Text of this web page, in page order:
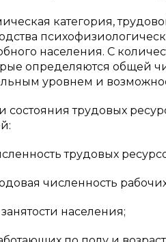
категория,
населения. С
определяются общей
уровнем и
состояния трудовых
трудовых
численность
населения;